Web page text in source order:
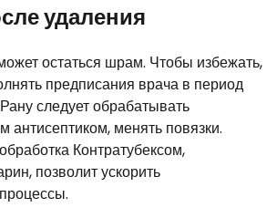
удаления
остаться шрам. Чтобы избежать,
предписания врача в период
следует обрабатывать
антисептиком, менять повязки.
Контратубексом,
позволит ускорить